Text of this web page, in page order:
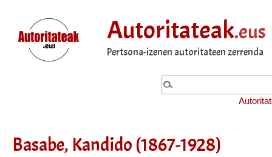
Autoritateak.eus
Pertsona-izenen autoritateen zerrenda
Basabe, Kandido (1867-1928)